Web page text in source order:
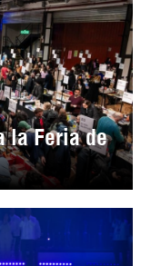
la Feria de